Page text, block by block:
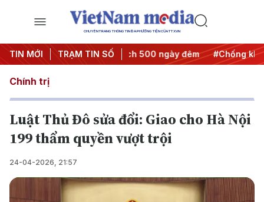
CHUYÊN TRANG THÔNG TIN ĐA PHƯƠNG TIỆN CỦA TTXVN
TIN MỚI TRẠM TIN SỐ
động #Chiến dịch 500 ngày đêm #Chống khai thác
Chính trị
Luật Thủ Đô sửa đổi: Giao cho Hà Nội
199 thẩm quyền vượt trội
24-04-2026, 21:57